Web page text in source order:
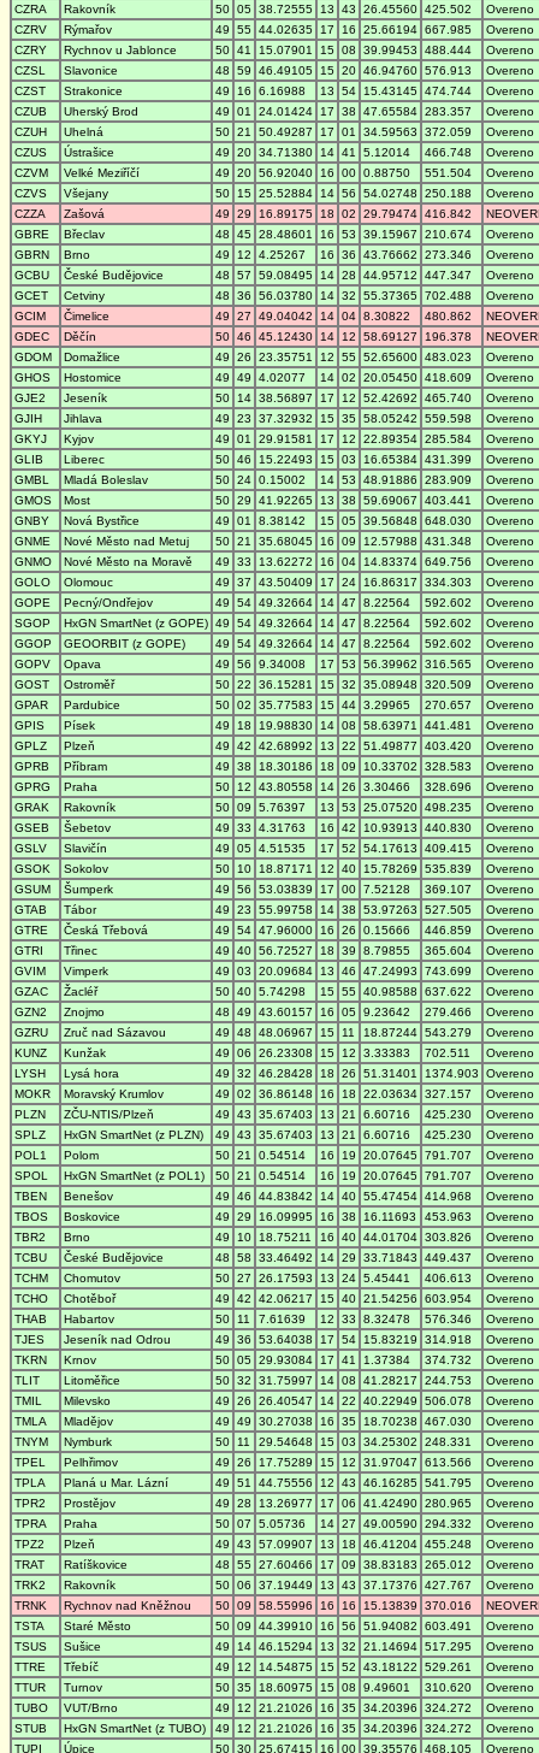
CZRA
Rakovník 50 05 38.72555 13 43 26.45560 425.502
Overeno
CZRV
Rýmařov 49 55 44.02635 17 16 25.66194 667.985
Overeno
CZRY
Rychnov u Jablonce 50 41 15.07901 15 08 39.99453 488.444
Overeno
CZSL
Slavonice 48 59 46.49105 15 20 46.94760 576.913
Overeno
CZST
Strakonice 49 16 6.16988 13 54 15.43145 474.744
Overeno
CZUB
Uherský Brod 49 01 24.01424 17 38 47.65584 283.357
Overeno
CZUH
Uhelná 50 21 50.49287 17 01 34.59563 372.059
Overeno
CZUS
Ústrašice 49 20 34.71380 14 41 5.12014 466.748
Overeno
CZVM
Velké Meziříčí 49 20 56.92040 16 00 0.88750 551.504
Overeno
CZVS
Všejany 50 15 25.52884 14 56 54.02748 250.188
Overeno
CZZA
Zašová 49 29 16.89175 18 02 29.79474 416.842
GBRE
Břeclav 48 45 28.48601 16 53 39.15967 210.674
Overeno
GBRN
Brno 49 12 4.25267 16 36 43.76662 273.346
Overeno
GCBU
České Budějovice 48 57 59.08495 14 28 44.95712 447.347
Overeno
GCET
Cetviny 48 36 56.03780 14 32 55.37365 702.488
Overeno
GCIM
Čimelice 49 27 49.04042 14 04 8.30822 480.862
GDEC
Děčín 50 46 45.12430 14 12 58.69127 196.378
GDOM
Domažlice 49 26 23.35751 12 55 52.65600 483.023
Overeno
GHOS
Hostomice 49 49 4.02077 14 02 20.05450 418.609
Overeno
GJE2
Jeseník 50 14 38.56897 17 12 52.42692 465.740
Overeno
GJIH
Jihlava 49 23 37.32932 15 35 58.05242 559.598
Overeno
GKYJ
Kyjov 49 01 29.91581 17 12 22.89354 285.584
Overeno
GLIB
Liberec 50 46 15.22493 15 03 16.65384 431.399
Overeno
GMBL
Mladá Boleslav 50 24 0.15002 14 53 48.91886 283.909
Overeno
GMOS
Most 50 29 41.92265 13 38 59.69067 403.441
Overeno
GNBY
Nová Bystřice 49 01 8.38142 15 05 39.56848 648.030
Overeno
GNME
Nové Město nad Metuj 50 21 35.68045 16 09 12.57988 431.348
Overeno
GNMO
Nové Město na Moravě 49 33 13.62272 16 04 14.83374 649.756
Overeno
GOLO
Olomouc 49 37 43.50409 17 24 16.86317 334.303
Overeno
GOPE
Pecný/Ondřejov 49 54 49.32664 14 47 8.22564 592.602
Overeno
SGOP
HxGN SmartNet (z GOPE) 49 54 49.32664 14 47 8.22564 592.602
Overeno
GGOP
GEOORBIT (z GOPE) 49 54 49.32664 14 47 8.22564 592.602
Overeno
GOPV
Opava 49 56 9.34008 17 53 56.39962 316.565
Overeno
GOST
Ostroměř 50 22 36.15281 15 32 35.08948 320.509
Overeno
GPAR
Pardubice 50 02 35.77583 15 44 3.29965 270.657
Overeno
GPIS
Písek 49 18 19.98830 14 08 58.63971 441.481
Overeno
GPLZ
Plzeň 49 42 42.68992 13 22 51.49877 403.420
Overeno
GPRB
Příbram 49 38 18.30186 18 09 10.33702 328.583
Overeno
GPRG
Praha 50 12 43.80558 14 26 3.30466 328.696
Overeno
GRAK
Rakovník 50 09 5.76397 13 53 25.07520 498.235
Overeno
GSEB
Šebetov 49 33 4.31763 16 42 10.93913 440.830
Overeno
GSLV
Slavičín 49 05 4.51535 17 52 54.17613 409.415
Overeno
GSOK
Sokolov 50 10 18.87171 12 40 15.78269 535.839
Overeno
GSUM
Šumperk 49 56 53.03839 17 00 7.52128 369.107
Overeno
GTAB
Tábor 49 23 55.99758 14 38 53.97263 527.505
Overeno
GTRE
Česká Třebová 49 54 47.96000 16 26 0.15666 446.859
Overeno
GTRI
Třinec 49 40 56.72527 18 39 8.79855 365.604
Overeno
GVIM
Vimperk 49 03 20.09684 13 46 47.24993 743.699
Overeno
GZAC
Žacléř 50 40 5.74298 15 55 40.98588 637.622
Overeno
GZN2
Znojmo 48 49 43.60157 16 05 9.23642 279.466
Overeno
GZRU
Zruč nad Sázavou 49 48 48.06967 15 11 18.87244 543.279
Overeno
KUNZ
Kunžak 49 06 26.23308 15 12 3.33383 702.511
Overeno
LYSH
Lysá hora 49 32 46.28428 18 26 51.31401 1374.903
Overeno
MOKR
Moravský Krumlov 49 02 36.86148 16 18 22.03634 327.157
Overeno
PLZN
ZČU-NTIS/Plzeň 49 43 35.67403 13 21 6.60716 425.230
Overeno
SPLZ
HxGN SmartNet (z PLZN) 49 43 35.67403 13 21 6.60716 425.230
Overeno
POL1
Polom 50 21 0.54514 16 19 20.07645 791.707
Overeno
SPOL
HxGN SmartNet (z POL1) 50 21 0.54514 16 19 20.07645 791.707
Overeno
TBEN
Benešov 49 46 44.83842 14 40 55.47454 414.968
Overeno
TBOS
Boskovice 49 29 16.09995 16 38 16.11693 453.963
Overeno
TBR2
Brno 49 10 18.75211 16 40 44.01704 303.826
Overeno
TCBU
České Budějovice 48 58 33.46492 14 29 33.71843 449.437
Overeno
TCHM
Chomutov 50 27 26.17593 13 24 5.45441 406.613
Overeno
TCHO
Chotěboř 49 42 42.06217 15 40 21.54256 603.954
Overeno
THAB
Habartov 50 11 7.61639 12 33 8.32478 576.346
Overeno
TJES
Jeseník nad Odrou 49 36 53.64038 17 54 15.83219 314.918
Overeno
TKRN
Krnov 50 05 29.93084 17 41 1.37384 374.732
Overeno
TLIT
Litoměřice 50 32 31.75997 14 08 41.28217 244.753
Overeno
TMIL
Milevsko 49 26 26.40547 14 22 40.22949 506.078
Overeno
TMLA
Mladějov 49 49 30.27038 16 35 18.70238 467.030
Overeno
TNYM
Nymburk 50 11 29.54648 15 03 34.25302 248.331
Overeno
TPEL
Pelhřimov 49 26 17.75289 15 12 31.97047 613.566
Overeno
TPLA
Planá u Mar. Lázní 49 51 44.75556 12 43 46.16285 541.795
Overeno
TPR2
Prostějov 49 28 13.26977 17 06 41.42490 280.965
Overeno
TPRA
Praha 50 07 5.05736 14 27 49.00590 294.332
Overeno
TPZ2
Plzeň 49 43 57.09907 13 18 46.41204 455.248
Overeno
TRAT
Ratíškovice 48 55 27.60466 17 09 38.83183 265.012
Overeno
TRK2
Rakovník 50 06 37.19449 13 43 37.17376 427.767
Overeno
TRNK
Rychnov nad Kněžnou 50 09 58.55996 16 16 15.13839 370.016
TSTA
Staré Město 50 09 44.39910 16 56 51.94082 603.491
Overeno
TSUS
Sušice 49 14 46.15294 13 32 21.14694 517.295
Overeno
TTRE
Třebíč 49 12 14.54875 15 52 43.18122 529.261
Overeno
TTUR
Turnov 50 35 18.60975 15 08 9.49601 310.620
Overeno
TUBO
VUT/Brno 49 12 21.21026 16 35 34.20396 324.272
Overeno
STUB
HxGN SmartNet (z TUBO) 49 12 21.21026 16 35 34.20396 324.272
Overeno
TUPI
Úpice 50 30 25.67415 16 00 39.35576 468.105 Overeno